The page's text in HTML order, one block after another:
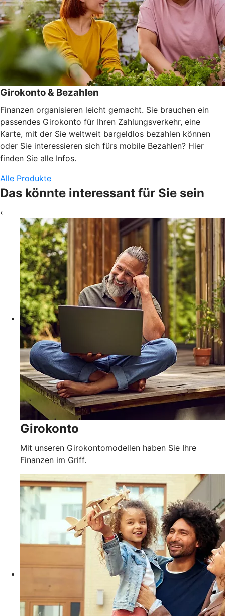
Girokonto & Bezahlen
Finanzen organisieren leicht gemacht. Sie brauchen ein
passendes Girokonto für Ihren Zahlungsverkehr, eine
Karte, mit der Sie weltweit bargeldlos bezahlen können
oder Sie interessieren sich fürs mobile Bezahlen? Hier
finden Sie alle Infos.
Alle Produkte
Das könnte interessant für Sie sein
‹
Girokonto
Mit unseren Girokontomodellen haben Sie Ihre
Finanzen im Griff.